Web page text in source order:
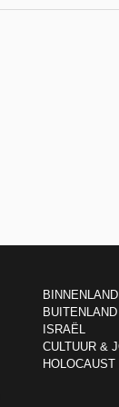
BINNENLAND
BUITENLAND
ISRAËL
CULTUUR &
HOLOCAUST